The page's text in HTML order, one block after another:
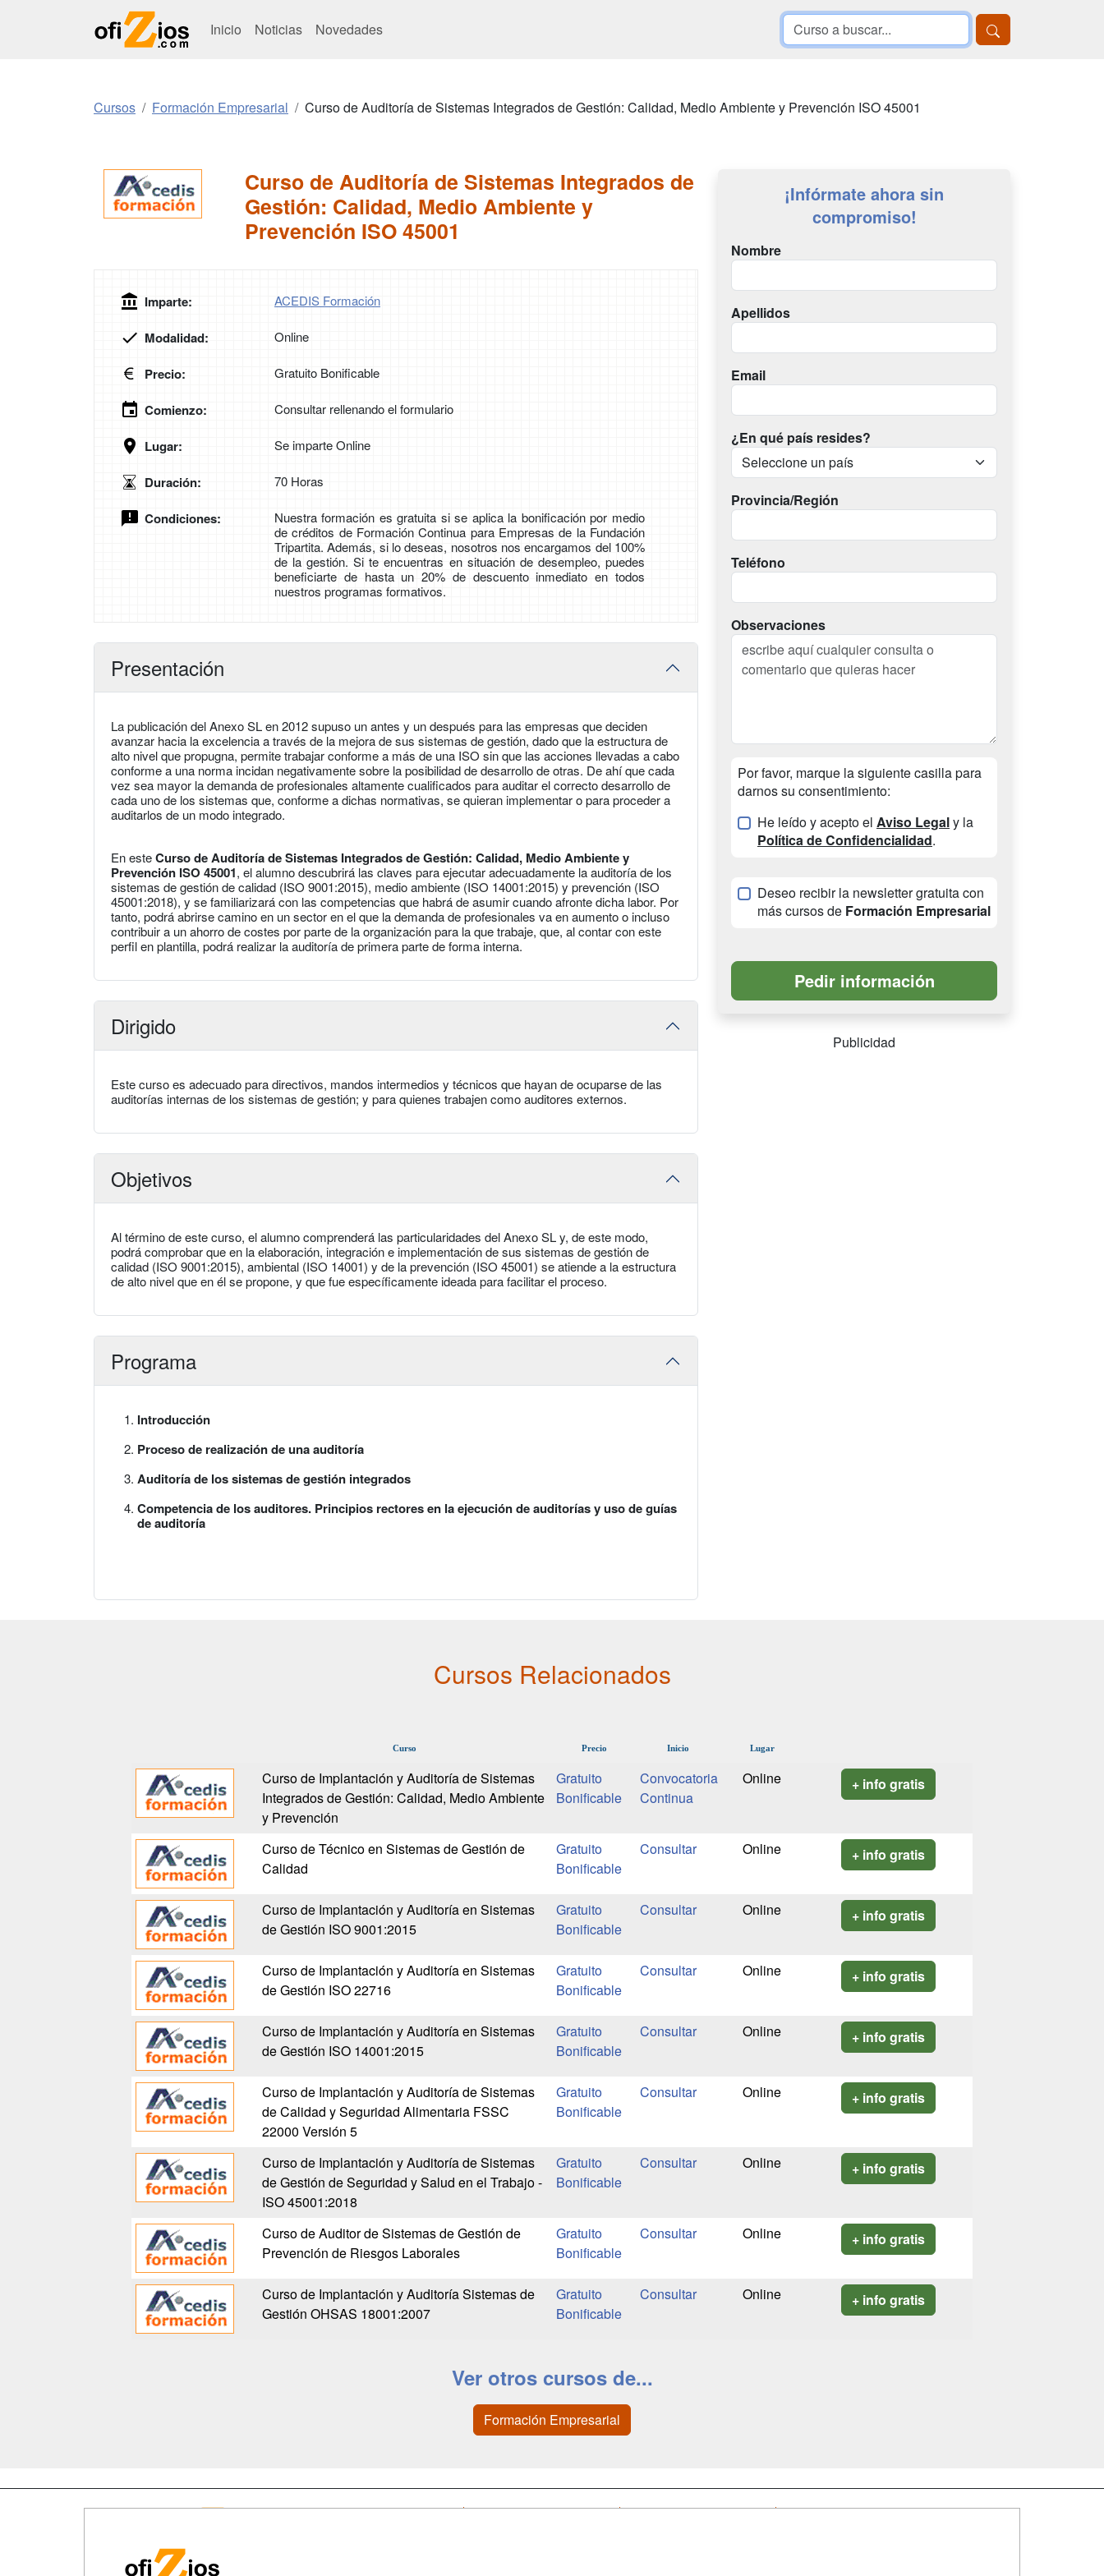
Inicio Noticias Novedades
Cursos Formación Empresarial Curso de Auditoría de Sistemas Integrados de Gestión: Calidad, Medio Ambiente y Prevención ISO 45001
Curso de Auditoría de Sistemas Integrados de
Gestión: Calidad, Medio Ambiente y
Prevención ISO 45001
Imparte: ACEDIS Formación
Modalidad: Online
Precio: Gratuito Bonificable
Comienzo: Consultar rellenando el formulario
Lugar: Se imparte Online
Duración: 70 Horas
Condiciones:
Nuestra formación es gratuita si se aplica la bonificación por medio
de créditos de Formación Continua para Empresas de la Fundación
Tripartita. Además, si lo deseas, nosotros nos encargamos del 100%
de la gestión. Si te encuentras en situación de desempleo, puedes
beneficiarte de hasta un 20% de descuento inmediato en todos
nuestros programas formativos.
Presentación
La publicación del Anexo SL en 2012 supuso un antes y un después para las empresas que deciden
avanzar hacia la excelencia a través de la mejora de sus sistemas de gestión, dado que la estructura de
alto nivel que propugna, permite trabajar conforme a más de una ISO sin que las acciones llevadas a cabo
conforme a una norma incidan negativamente sobre la posibilidad de desarrollo de otras. De ahí que cada
vez sea mayor la demanda de profesionales altamente cualificados para auditar el correcto desarrollo de
cada uno de los sistemas que, conforme a dichas normativas, se quieran implementar o para proceder a
auditarlos de un modo integrado.
En esteCurso de Auditoría de Sistemas Integrados de Gestión: Calidad, Medio Ambiente y
Prevención ISO 45001, el alumno descubrirá las claves para ejecutar adecuadamente la auditoría de los
sistemas de gestión de calidad (ISO 9001:2015), medio ambiente (ISO 14001:2015) y prevención (ISO
45001:2018), y se familiarizará con las competencias que habrá de asumir cuando afronte dicha labor. Por
tanto, podrá abrirse camino en un sector en el que la demanda de profesionales va en aumento o incluso
contribuir a un ahorro de costes por parte de la organización para la que trabaje, que, al contar con este
perfil en plantilla, podrá realizar la auditoría de primera parte de forma interna.
Dirigido
Este curso es adecuado para directivos, mandos intermedios y técnicos que hayan de ocuparse de las
auditorías internas de los sistemas de gestión; y para quienes trabajen como auditores externos.
Objetivos
Al término de este curso, el alumno comprenderá las particularidades del Anexo SL y, de este modo,
podrá comprobar que en la elaboración, integración e implementación de sus sistemas de gestión de
calidad (ISO 9001:2015), ambiental (ISO 14001) y de la prevención (ISO 45001) se atiende a la estructura
de alto nivel que en él se propone, y que fue específicamente ideada para facilitar el proceso.
Programa
Introducción
Proceso de realización de una auditoría
Auditoría de los sistemas de gestión integrados
Competencia de los auditores. Principios rectores en la ejecución de auditorías y uso de guías
de auditoría
¡Infórmate ahora sin
compromiso!
Nombre
Apellidos
Email
¿En qué país resides?
Provincia/Región
Teléfono
Observaciones
Por favor, marque la siguiente casilla para
darnos su consentimiento:
He leído y acepto el Aviso Legaly la
Política de Confidencialidad.
Deseo recibir la newsletter gratuita con
más cursos de Formación Empresarial
Publicidad
Cursos Relacionados
Curso Precio Inicio Lugar
Curso de Implantación y Auditoría de Sistemas
Integrados de Gestión: Calidad, Medio Ambiente
y Prevención
Gratuito
Bonificable
Convocatoria
Continua
Online + info gratis
Curso de Técnico en Sistemas de Gestión de
Calidad
Gratuito
Bonificable
Online + info gratis
Curso de Implantación y Auditoría en Sistemas
de Gestión ISO 9001:2015
Gratuito
Bonificable
Online + info gratis
Curso de Implantación y Auditoría en Sistemas
de Gestión ISO 22716
Gratuito
Bonificable
Online + info gratis
Curso de Implantación y Auditoría en Sistemas
de Gestión ISO 14001:2015
Gratuito
Bonificable
Online + info gratis
Curso de Implantación y Auditoría de Sistemas
de Calidad y Seguridad Alimentaria FSSC
22000 Versión 5
Gratuito
Bonificable
Online + info gratis
Curso de Implantación y Auditoría de Sistemas
de Gestión de Seguridad y Salud en el Trabajo -
ISO 45001:2018
Gratuito
Bonificable
Online + info gratis
Curso de Auditor de Sistemas de Gestión de
Prevención de Riesgos Laborales
Gratuito
Bonificable
Online + info gratis
Curso de Implantación y Auditoría Sistemas de
Gestión OHSAS 18001:2007
Gratuito
Bonificable
Online + info gratis
Ver otros cursos de...
Formación Empresarial